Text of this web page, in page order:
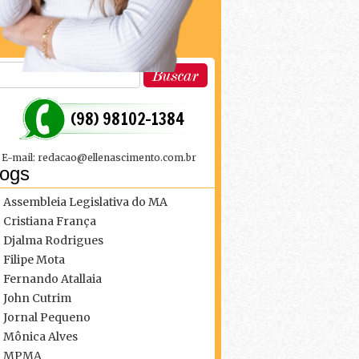
(98) 98102-1384
E-mail: redacao@ellenascimento.com.br
Assembleia Legislativa do MA
Cristiana França
Djalma Rodrigues
Filipe Mota
Fernando Atallaia
John Cutrim
Jornal Pequeno
Mônica Alves
MPMA